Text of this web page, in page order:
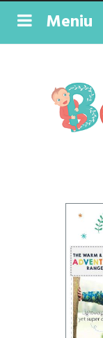
Meniu